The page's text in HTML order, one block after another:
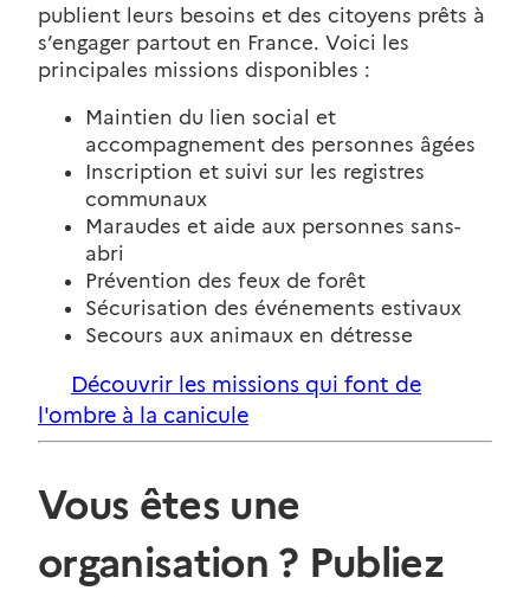
publient leurs besoins et des citoyens prêts à
s’engager partout en France. Voici les
principales missions disponibles :
Maintien du lien social et
accompagnement des personnes âgées
Inscription et suivi sur les registres
communaux
Maraudes et aide aux personnes sans-
abri
Prévention des feux de forêt
Sécurisation des événements estivaux
Secours aux animaux en détresse
Découvrir les missions qui font de
l'ombre à la canicule
Vous êtes une
organisation ? Publiez